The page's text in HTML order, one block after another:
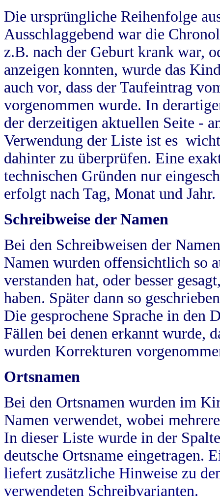
Die ursprüngliche Reihenfolge
Ausschlaggebend war die
z.B. nach der Geburt krank war,
anzeigen konnten, wurde das
auch vor, dass der Taufeintrag
vorgenommen wurde. In
der derzeitigen aktuellen Seite -
Verwendung der Liste ist es
dahinter zu überprüfen. Eine
technischen Gründen nur
erfolgt nach Tag, Monat und Jahr.
Schreibweise der Namen
Bei den Schreibweisen der
Namen wurden offensichtlich so
verstanden hat, oder besser
haben. Später dann so
Die gesprochene Sprache in
Fällen bei denen erkannt wurde,
wurden Korrekturen
Ortsnamen
Bei den Ortsnamen wurden im
Namen verwendet, wobei
In dieser Liste wurde in der
deutsche Ortsname eingetragen.
liefert zusätzliche Hinweise zu
verwendeten Schreibvarianten.